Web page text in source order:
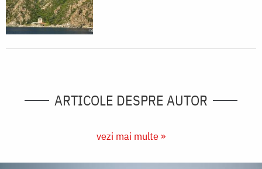
ARTICOLE DESPRE AUTOR
vezi mai multe »